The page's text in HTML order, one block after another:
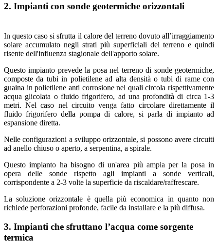
2. Impianti con sonde geotermiche orizzontali
In questo caso si sfrutta il calore del terreno dovuto all’irraggiamento
solare accumulato negli strati più superficiali del terreno e quindi
risente dell'influenza stagionale dell'apporto solare.
Questo impianto prevede la posa nel terreno di sonde geotermiche,
composte da tubi in polietilene ad alta densità o tubi di rame con
guaina in polietilene anti corrosione nei quali circola rispettivamente
acqua glicolata o fluido frigorifero, ad una profondità di circa 1-3
metri. Nel caso nel circuito venga fatto circolare direttamente il
fluido frigorifero della pompa di calore, si parla di impianto ad
espansione diretta.
Nelle configurazioni a sviluppo orizzontale, si possono avere circuiti
ad anello chiuso o aperto, a serpentina, a spirale.
Questo impianto ha bisogno di un'area più ampia per la posa in
opera delle sonde rispetto agli impianti a sonde verticali,
corrispondente a 2-3 volte la superficie da riscaldare/raffrescare.
La soluzione orizzontale è quella più economica in quanto non
richiede perforazioni profonde, facile da installare e la più diffusa.
3. Impianti che sfruttano l’acqua come sorgente
termica